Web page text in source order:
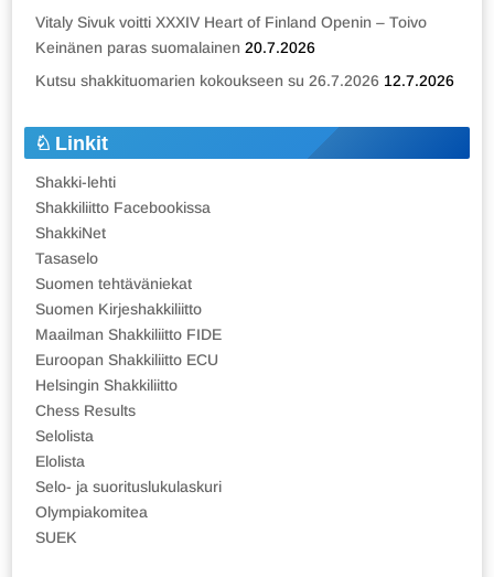
Vitaly Sivuk voitti XXXIV Heart of Finland Openin – Toivo
Keinänen paras suomalainen 20.7.2026
Kutsu shakkituomarien kokoukseen su 26.7.2026 12.7.2026
Linkit
Shakki-lehti
Shakkiliitto Facebookissa
ShakkiNet
Tasaselo
Suomen tehtäväniekat
Suomen Kirjeshakkiliitto
Maailman Shakkiliitto FIDE
Euroopan Shakkiliitto ECU
Helsingin Shakkiliitto
Chess Results
Selolista
Elolista
Selo- ja suorituslukulaskuri
Olympiakomitea
SUEK